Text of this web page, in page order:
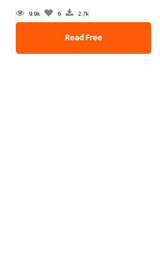
9.9k 6 2.7k
Read Free